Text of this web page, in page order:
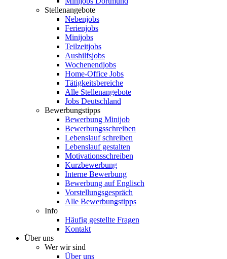
Stellenangebote
Nebenjobs
Ferienjobs
Minijobs
Teilzeitjobs
Aushilfsjobs
Wochenendjobs
Home-Office Jobs
Tätigkeitsbereiche
Alle Stellenangebote
Jobs Deutschland
Bewerbungstipps
Bewerbung Minijob
Bewerbungsschreiben
Lebenslauf schreiben
Lebenslauf gestalten
Motivationsschreiben
Kurzbewerbung
Interne Bewerbung
Bewerbung auf Englisch
Vorstellungsgespräch
Alle Bewerbungstipps
Info
Häufig gestellte Fragen
Kontakt
Über uns
Wer wir sind
Über uns